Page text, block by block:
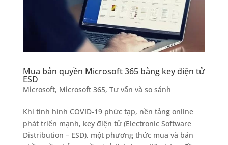
Mua bản quyền Microsoft 365 bằng key điện tử
ESD
Microsoft, Microsoft 365, Tư vấn và so sánh
Khi tình hình COVID-19 phức tạp, nền tảng online
phát triển mạnh, key điện tử (Electronic Software
Distribution – ESD), một phương thức mua và bán